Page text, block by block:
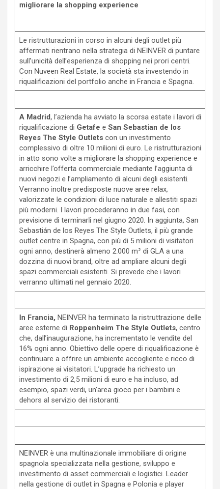
migliorare la shopping experience
Le ristrutturazioni in corso in alcuni degli outlet più
affermati rientrano nella strategia di NEINVER di puntare
sull’unicità dell’esperienza di shopping nei prori centri.
Con Nuveen Real Estate, la società sta investendo in
riqualificazioni del portfolio anche in Francia e Spagna.
A Madrid, l’azienda ha avviato la scorsa estate i lavori di
riqualificazione di Getafe e San Sebastian de los
Reyes The Style Outletscon un investimento
complessivo di oltre 10 milioni di euro. Le ristrutturazioni
in atto sono volte a migliorare la shopping experience e
arricchire l’offerta commerciale mediante l’aggiunta di
nuovi negozi e l’ampliamento di alcuni degli esistenti.
Verranno inoltre predisposte nuove aree relax,
valorizzate le condizioni di luce naturale e allestiti spazi
più moderni. I lavori procederanno in due fasi, con
previsione di terminarli nel giugno 2020. In aggiunta, San
Sebastián de los Reyes The Style Outlets, il più grande
outlet centre in Spagna, con più di 5 milioni di visitatori
ogni anno, destinerà almeno 2.000 m² di GLA a una
dozzina di nuovi brand, oltre ad ampliare alcuni degli
spazi commerciali esistenti. Si prevede che i lavori
verranno ultimati nel gennaio 2020.
In Francia, NEINVER ha terminato la ristruttrazione delle
aree esterne di Roppenheim The Style Outlets, centro
che, dall’inaugurazione, ha incrementato le vendite del
16% ogni anno. Obiettivo delle opere di riqualificazione è
continuare a offrire un ambiente accogliente e ricco di
ispirazione ai visitatori. L’upgrade ha richiesto un
investimento di 2,5 milioni di euro e ha incluso, ad
esempio, spazi verdi, un’area gioco per i bambini e
dehors al servizio dei ristoranti.
NEINVER è una multinazionale immobiliare di origine
spagnola specializzata nella gestione, sviluppo e
investimento di asset commerciali e logistici. Leader
nella gestione di outlet in Spagna e Polonia e player